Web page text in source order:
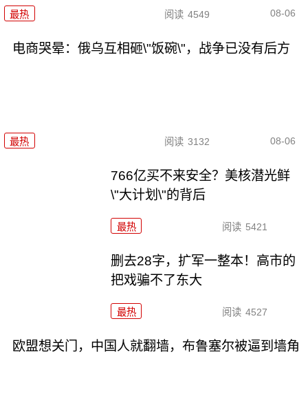
最热 阅读 4549 08-06
电商哭晕：俄乌互相砸\"饭碗\"，战争已没有后方
最热 阅读 3132 08-06
766亿买不来安全？美核潜光鲜
\"大计划\"的背后
最热 阅读 5421
删去28字，扩军一整本！高市的
把戏骗不了东大
最热 阅读 4527
欧盟想关门，中国人就翻墙，布鲁塞尔被逼到墙角